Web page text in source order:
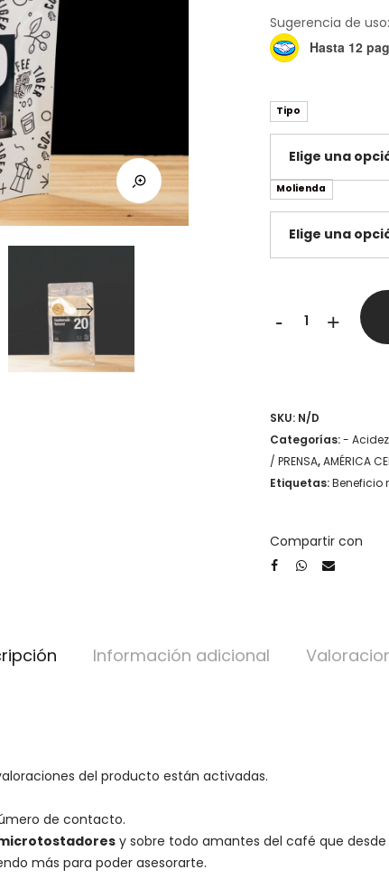
Sugerencia de
Hasta 12
Tipo
Molienda
-
Guatemala
Coffee
Tiger
Co
+
SKU: N/D
Categorías:-
/ PRENSA,AMÉRICA
Etiquetas:Beneficio
Compartir con
Información adicional
del producto están activadas.
de contacto.
y sobre todo amantes del café que desde
más para poder asesorarte.